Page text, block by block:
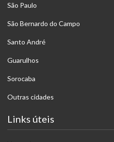
São Paulo
São Bernardo do Campo
Santo André
Guarulhos
Sorocaba
Outras cidades
Links úteis